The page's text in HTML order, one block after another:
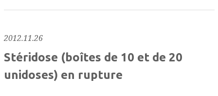
2012.11.26
Stéridose (boîtes de 10 et de 20
unidoses) en rupture